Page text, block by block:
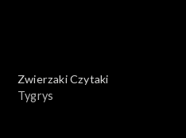
Zwierzaki Czytaki
Tygrys